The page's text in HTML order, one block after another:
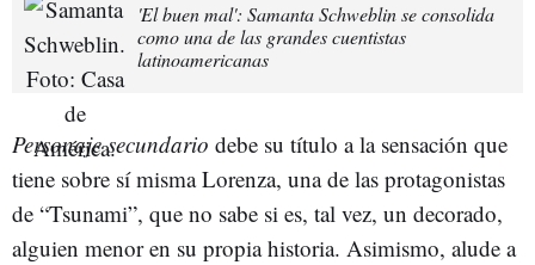
'El buen mal': Samanta Schweblin se consolida
como una de las grandes cuentistas
latinoamericanas
Personaje secundario debe su título a la sensación que
tiene sobre sí misma Lorenza, una de las protagonistas
de “Tsunami”, que no sabe si es, tal vez, un decorado,
alguien menor en su propia historia. Asimismo, alude a